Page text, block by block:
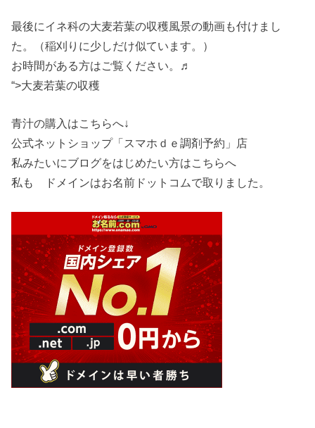
最後にイネ科の大麦若葉の収穫風景の動画も付けまし
た。（稲刈りに少しだけ似ています。）
お時間がある方はご覧ください。♬
“>大麦若葉の収穫
青汁の購入はこちらへ↓
公式ネットショップ「スマホｄｅ調剤予約」店
私みたいにブログをはじめたい方はこちらへ
私も ドメインはお名前ドットコムで取りました。